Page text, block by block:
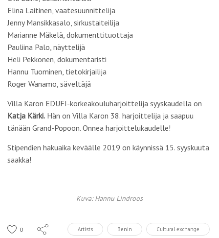
Elina Laitinen, vaatesuunnittelija
Jenny Mansikkasalo, sirkustaiteilija
Marianne Mäkelä, dokumenttituottaja
Pauliina Palo, näyttelijä
Heli Pekkonen, dokumentaristi
Hannu Tuominen, tietokirjailija
Roger Wanamo, säveltäjä
Villa Karon EDUFI-korkeakouluharjoittelija syyskaudella on
Katja Kärki. Hän on Villa Karon 38. harjoittelija ja saapuu
tänään Grand-Popoon. Onnea harjoittelukaudelle!
Stipendien hakuaika keväälle 2019 on käynnissä 15. syyskuuta
saakka!
Kuva: Hannu Lindroos
0 Artists Benin Cultural exchange